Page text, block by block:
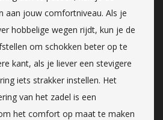
aan jouw comfortniveau. Als je
hobbelige wegen rijdt, kun je de
om schokken beter op te
kant, als je liever een stevigere
iets strakker instellen. Het
van het zadel is een
het comfort op maat te maken